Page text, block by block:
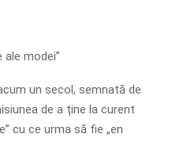
ale modei”
un secol, semnată de
de a ține la curent
cu ce urma să fie „en